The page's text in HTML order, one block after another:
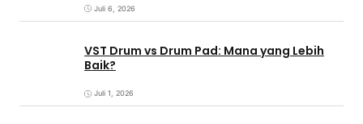
Juli 6, 2026
VST Drum vs Drum Pad: Mana yang Lebih
Baik?
Juli 1, 2026